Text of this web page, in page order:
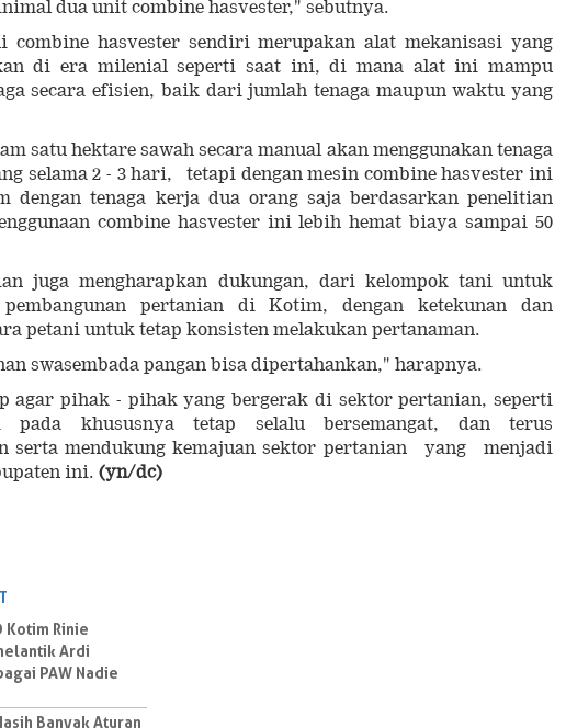
dua unit combine hasvester," sebutnya.
combine hasvester sendiri merupakan alat mekanisasi yang
di era milenial seperti saat ini, di mana alat ini mampu
secara efisien, baik dari jumlah tenaga maupun waktu yang
satu hektare sawah secara manual akan menggunakan tenaga
selama 2 - 3 hari, tetapi dengan mesin combine hasvester ini
tenaga kerja dua orang saja berdasarkan penelitian
combine hasvester ini lebih hemat biaya sampai 50
juga mengharapkan dukungan, dari kelompok tani untuk
pembangunan pertanian di Kotim, dengan ketekunan dan
petani untuk tetap konsisten melakukan pertanaman.
swasembada pangan bisa dipertahankan," harapnya.
agar pihak - pihak yang bergerak di sektor pertanian, seperti
pada khususnya tetap selalu bersemangat, dan terus
serta mendukung kemajuan sektor pertanian yang menjadi
ini. (yn/dc)
Kotim Rinie
Ardi
PAW Nadie
Banyak Aturan